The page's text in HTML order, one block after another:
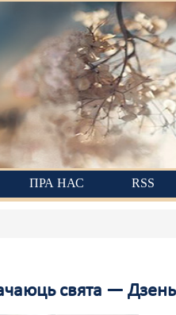
ПРА НАС RSS
свята — Дзень